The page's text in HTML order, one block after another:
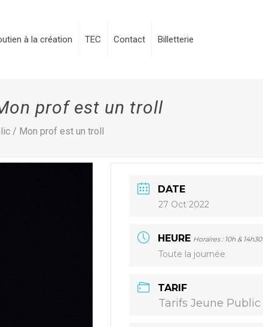
à la création TEC Contact Billetterie
prof est un troll
/ Mon prof est un troll
DATE
27 Oct 2022
HEURE Horaires : 10h & 14h30
Toute la journée
TARIF
Tarifs Jeune Public